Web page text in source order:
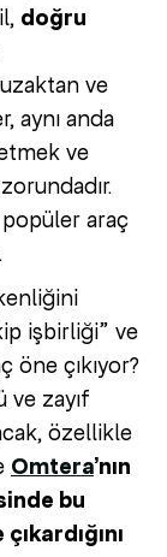
doğru
ve
aynı anda
ve
araç
.
işbirliği” ve
öne çıkıyor?
ve zayıf
özellikle
Omtera’nın
bu